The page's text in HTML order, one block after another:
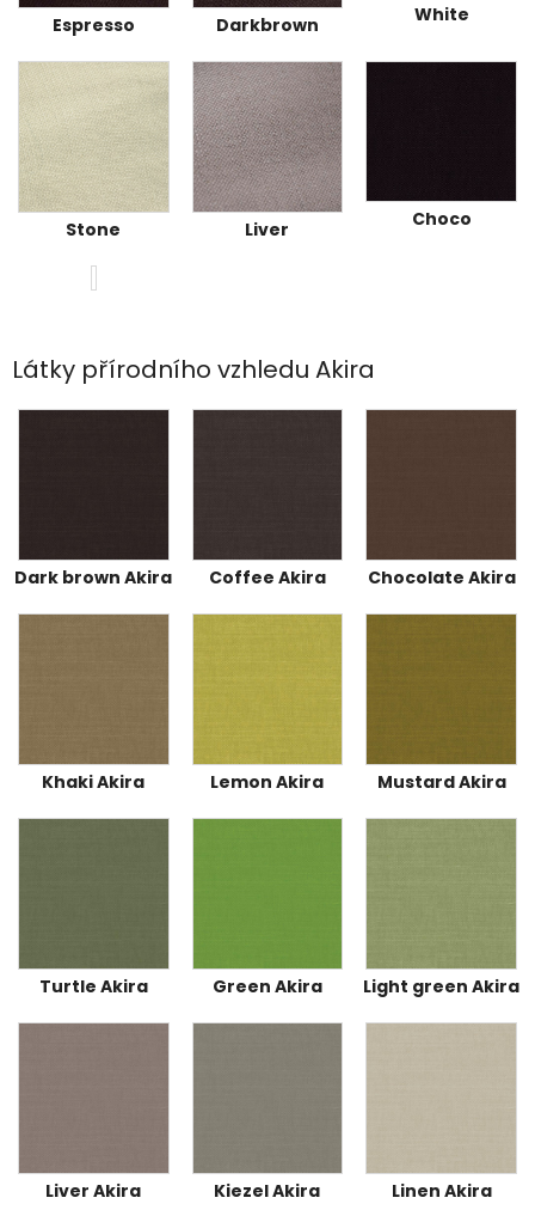
Espresso Darkbrown White
Stone Liver Choco
Látky přírodního vzhledu Akira
Dark brown Akira Coffee Akira Chocolate Akira
Khaki Akira Lemon Akira Mustard Akira
Turtle Akira Green Akira Light green Akira
Liver Akira Kiezel Akira Linen Akira